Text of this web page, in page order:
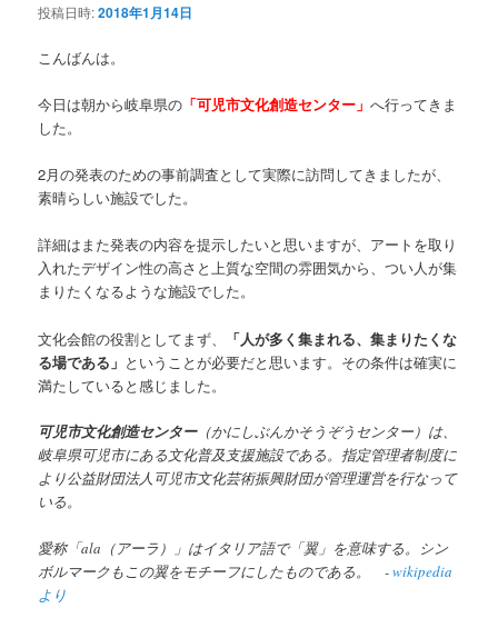
投稿日時:2018年1月14日
こんばんは。
今日は朝から岐阜県の 「可児市文化創造センター」へ行ってきま
した。
2月の発表のための事前調査として実際に訪問してきましたが、
素晴らしい施設でした。
詳細はまた発表の内容を提示したいと思いますが、アートを取り
入れたデザイン性の高さと上質な空間の雰囲気から、つい人が集
まりたくなるような施設でした。
文化会館の役割としてまず、
「人が多く集まれる、集まりたくな
る場である」 ということが必要だと思います。その条件は確実に
満たしていると感じました。
可児市文化創造センター（かにしぶんかそうぞうセンター）は、
岐阜県可児市にある文化普及支援施設である。指定管理者制度に
より公益財団法人可児市文化芸術振興財団が管理運営を行なって
いる。
愛称「ala（アーラ）」はイタリア語で「翼」を意味する。シン
ボルマークもこの翼をモチーフにしたものである。 -wikipedia
より